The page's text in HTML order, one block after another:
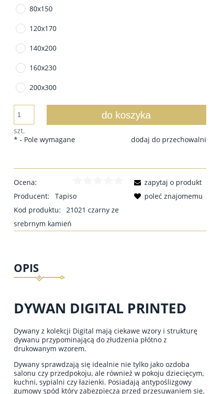
80x150
120x170
140x200
160x230
200x300
szt.
do koszyka
dodaj do przechowalni
* - Pole wymagane
Ocena:
Producent:
Tapiso
Kod produktu:
21021 czarny ze
srebrnym kamień
zapytaj o produkt
poleć znajomemu
OPIS
DYWAN DIGITAL PRINTED
Dywany z kolekcji Digital mają ciekawe wzory i strukturę
dywanu przypominającą do złudzenia płótno z
drukowanym wzorem.
Dywany sprawdzają się idealnie nie tylko jako ozdoba
salonu czy przedpokoju, ale również w pokoju dziecięcym,
kuchni, sypialni czy łazienki. Posiadają antypoślizgowy
gumowy spód który zabezpiecza przed przesuwaniem się.